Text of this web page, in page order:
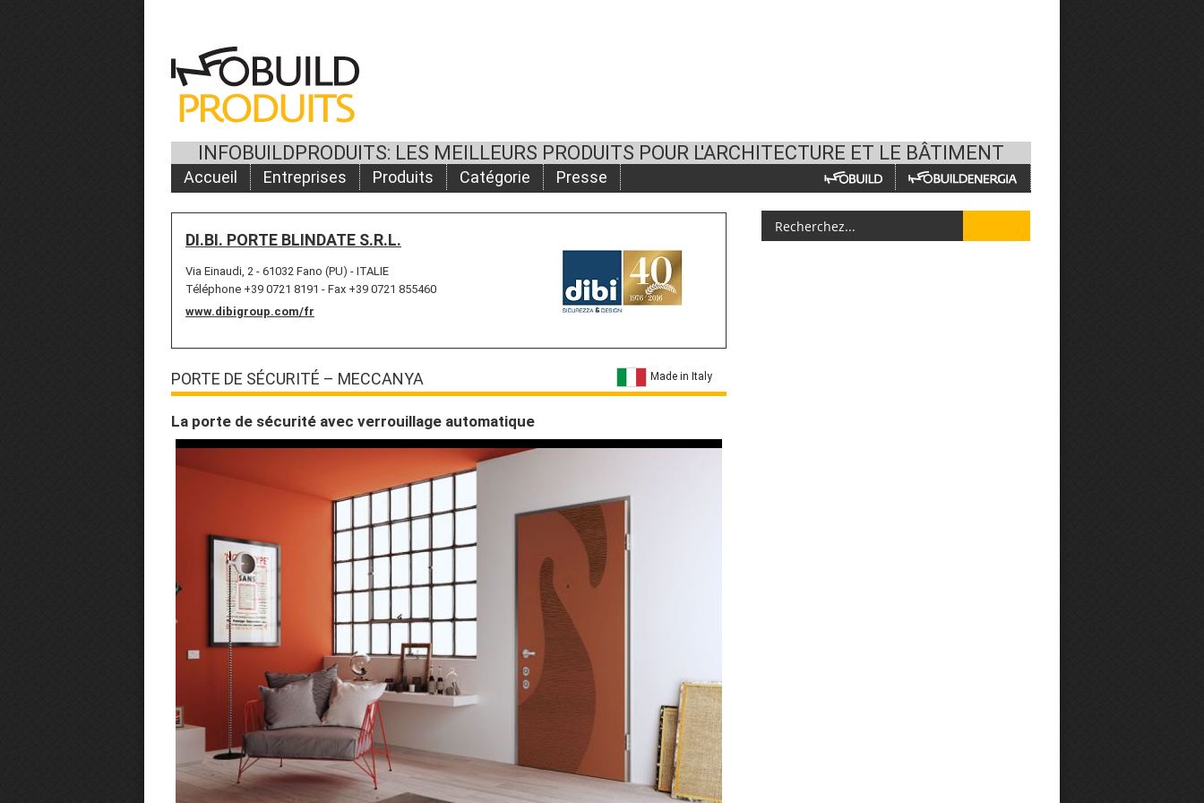
INFOBUILDPRODUITS: LES MEILLEURS PRODUITS POUR L'ARCHITECTURE ET LE BÂTIMENT
Accueil Entreprises Produits Catégorie Presse
DI.BI. PORTE BLINDATE S.R.L.
Via Einaudi, 2 - 61032 Fano (PU) - ITALIE
Téléphone +39 0721 8191 - Fax +39 0721 855460
www.dibigroup.com/fr
PORTE DE SÉCURITÉ – MECCANYA Made in Italy
La porte de sécurité avec verrouillage automatique